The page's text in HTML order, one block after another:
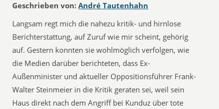
Geschrieben von: André Tautenhahn
Langsam regt mich die nahezu kritik- und hirnlose
Berichterstattung, auf Zuruf wie mir scheint, gehörig
auf. Gestern konnten sie wohlmöglich verfolgen, wie
die Medien darüber berichteten, dass Ex-
Außenminister und aktueller Oppositionsführer Frank-
Walter Steinmeier in die Kritik geraten sei, weil sein
Haus direkt nach dem Angriff bei Kunduz über tote